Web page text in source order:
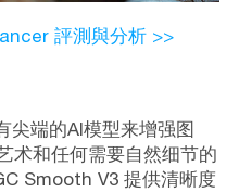
評測與分析 >>
端的AI模型来增强图
术和任何需要自然细节的
Smooth V3 提供清晰度